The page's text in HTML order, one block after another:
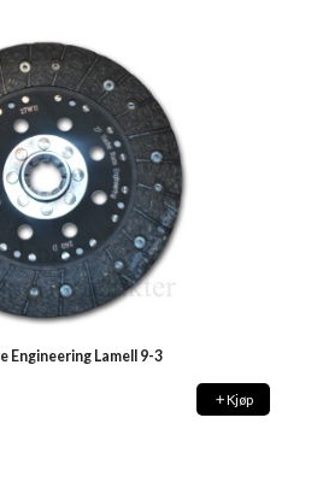
Engineering Lamell 9-3
Kjøp